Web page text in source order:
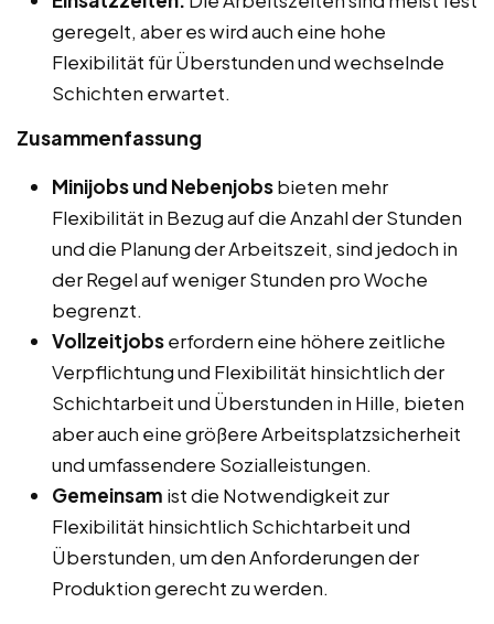
geregelt, aber es wird auch eine hohe
Flexibilität für Überstunden und wechselnde
Schichten erwartet.
Zusammenfassung
Minijobs und Nebenjobsbieten mehr
Flexibilität in Bezug auf die Anzahl der Stunden
und die Planung der Arbeitszeit, sind jedoch in
der Regel auf weniger Stunden pro Woche
begrenzt.
Vollzeitjobserfordern eine höhere zeitliche
Verpflichtung und Flexibilität hinsichtlich der
Schichtarbeit und Überstunden in Hille, bieten
aber auch eine größere Arbeitsplatzsicherheit
und umfassendere Sozialleistungen.
Gemeinsam ist die Notwendigkeit zur
Flexibilität hinsichtlich Schichtarbeit und
Überstunden, um den Anforderungen der
Produktion gerecht zu werden.